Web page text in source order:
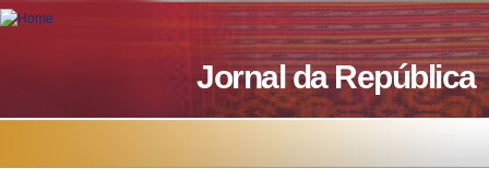
Skip to main content
Jornal da República